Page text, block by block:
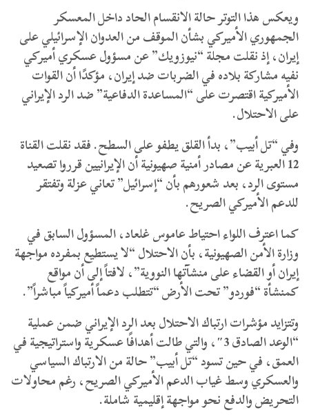
ويعكس هذا التوتر حالة الانقسام الحاد داخل المعسكر
الجمهوري الأميركي بشأن الموقف من العدوان الإسرائيلي على
إيران، إذ نقلت مجلة “نيوزويك” عن مسؤول عسكري أميركي
نفيه مشاركة بلاده في الضربات ضد إيران، مؤكدًا أن القوات
الأميركية اقتصرت على “المساعدة الدفاعية” ضد الرد الإيراني
على الاحتلال.
وفي “تل أبيب”، بدأ القلق يطفو على السطح. فقد نقلت القناة
12 العبرية عن مصادر أمنية صهيونية أن الإيرانيين قرروا تصعيد
مستوى الرد، بعد شعورهم بأن “إسرائيل” تعاني عزلة وتفتقر
للدعم الأميركي الصريح.
كما اعترف اللواء احتياط عاموس غلعاد، المسؤول السابق في
وزارة الأمن الصهيونية، بأن الاحتلال “لا يستطيع بمفرده مواجهة
إيران أو القضاء على منشآتها النووية”، لافتاً إلى أن مواقع
كمنشأة “فوردو” تحت الأرض “تتطلب دعماً أميركياً مباشراً”.
وتتزايد مؤشرات ارتباك الاحتلال بعد الرد الإيراني ضمن عملية
“الوعد الصادق 3″، والتي طالت أهدافًا عسكرية واستراتيجية في
العمق، في حين تسود “تل أبيب” حالة من الارتباك السياسي
والعسكري وسط غياب الدعم الأميركي الصريح، رغم محاولات
التحريض والدفع نحو مواجهة إقليمية شاملة.